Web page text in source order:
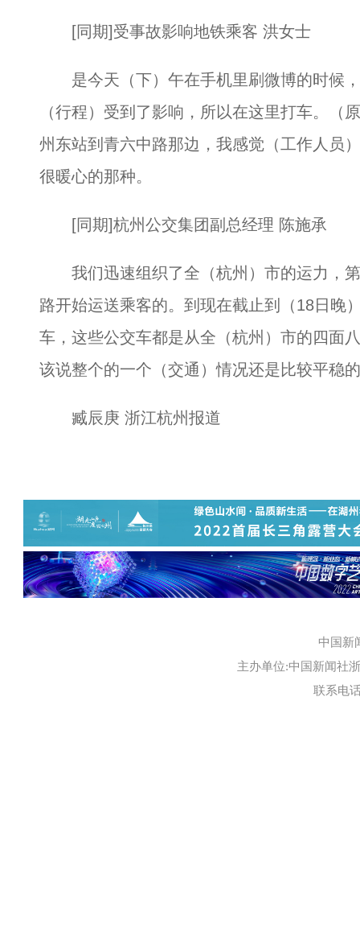
[同期]受事故影响地铁乘客 洪女士
是今天（下）午在手机里刷微博的时候，
（行程）受到了影响，所以在这里打车。（
州东站到青六中路那边，我感觉（工作人员
很暖心的那种。
[同期]杭州公交集团副总经理 陈施承
我们迅速组织了全（杭州）市的运力，第
路开始运送乘客的。到现在截止到（18日晚
车，这些公交车都是从全（杭州）市的四面
该说整个的一个（交通）情况还是比较平稳
臧辰庚 浙江杭州报道
中国新
主办单位:中国新闻社
联系电